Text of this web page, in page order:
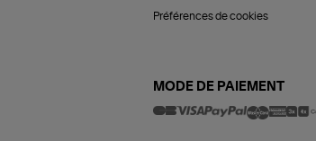
Préférences de cookies
MODE DE PAIEMENT